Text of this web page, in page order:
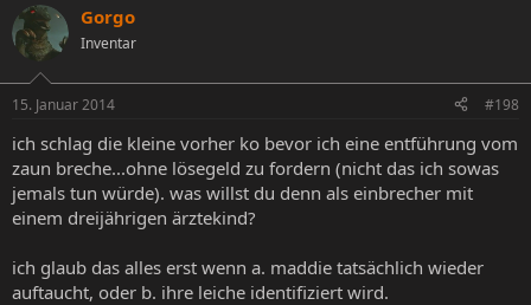
Gorgo
Inventar
15. Januar 2014 #198
ich schlag die kleine vorher ko bevor ich eine entführung vom
zaun breche...ohne lösegeld zu fordern (nicht das ich sowas
jemals tun würde). was willst du denn als einbrecher mit
einem dreijährigen ärztekind?
ich glaub das alles erst wenn a. maddie tatsächlich wieder
auftaucht, oder b. ihre leiche identifiziert wird.